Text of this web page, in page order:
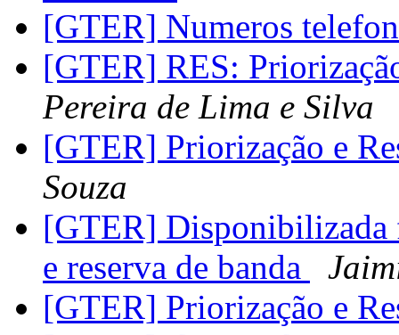
[GTER] Numeros
[GTER] RES:
Pereira de Lima e Silva
[GTER] Priorização e
Souza
[GTER] Disponibilizada
e reserva de banda
[GTER] Priorização e